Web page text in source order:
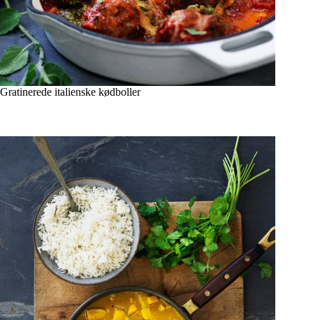
Gratinerede italienske kødboller